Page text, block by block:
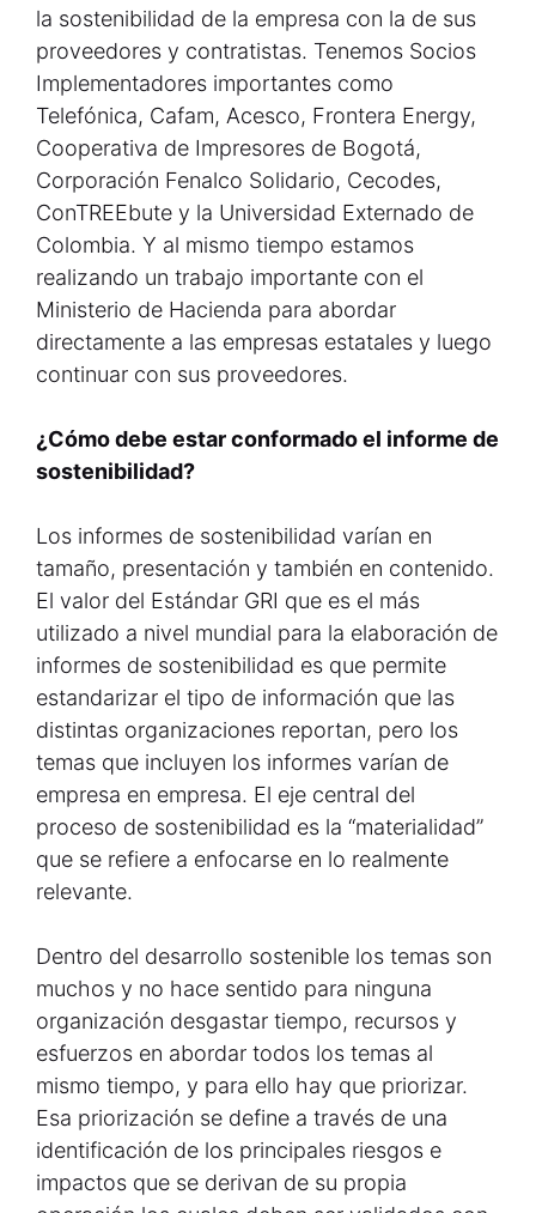
la sostenibilidad de la empresa con la de sus
proveedores y contratistas. Tenemos Socios
Implementadores importantes como
Telefónica, Cafam, Acesco, Frontera Energy,
Cooperativa de Impresores de Bogotá,
Corporación Fenalco Solidario, Cecodes,
ConTREEbute y la Universidad Externado de
Colombia. Y al mismo tiempo estamos
realizando un trabajo importante con el
Ministerio de Hacienda para abordar
directamente a las empresas estatales y luego
continuar con sus proveedores.
¿Cómo debe estar conformado el informe de
sostenibilidad?
Los informes de sostenibilidad varían en
tamaño, presentación y también en contenido.
El valor del Estándar GRI que es el más
utilizado a nivel mundial para la elaboración de
informes de sostenibilidad es que permite
estandarizar el tipo de información que las
distintas organizaciones reportan, pero los
temas que incluyen los informes varían de
empresa en empresa. El eje central del
proceso de sostenibilidad es la “materialidad”
que se refiere a enfocarse en lo realmente
relevante.
Dentro del desarrollo sostenible los temas son
muchos y no hace sentido para ninguna
organización desgastar tiempo, recursos y
esfuerzos en abordar todos los temas al
mismo tiempo, y para ello hay que priorizar.
Esa priorización se define a través de una
identificación de los principales riesgos e
impactos que se derivan de su propia